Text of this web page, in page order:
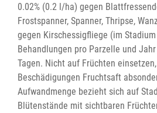
0.02% (0.2 l/ha) gegen
Frostspanner, Spanner, Thripse,
gegen Kirschessigfliege (im
Behandlungen pro Parzelle und
Tagen. Nicht auf Früchten
Beschädigungen Fruchtsaft
Aufwandmenge bezieht sich auf
Blütenstände mit sichtbaren